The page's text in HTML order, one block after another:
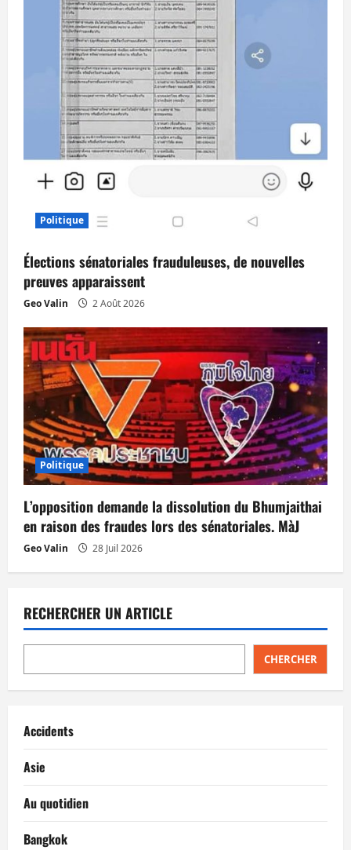
Politique
Élections sénatoriales frauduleuses, de nouvelles
preuves apparaissent
Geo Valin 2 Août 2026
Politique
L’opposition demande la dissolution du Bhumjaithai
en raison des fraudes lors des sénatoriales. MàJ
Geo Valin 28 Juil 2026
RECHERCHER UN ARTICLE
CHERCHER
Accidents
Asie
Au quotidien
Bangkok